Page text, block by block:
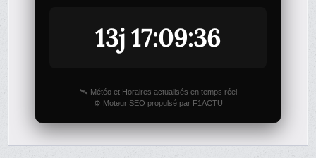
13j 17:09:36
🛰️ Météo et Horaires actualisés en temps réel
⚙️ Moteur SEO propulsé par F1ACTU